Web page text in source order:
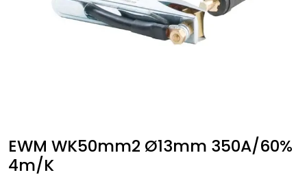
EWM WK50mm2 Ø13mm 350A/60%
4m/K